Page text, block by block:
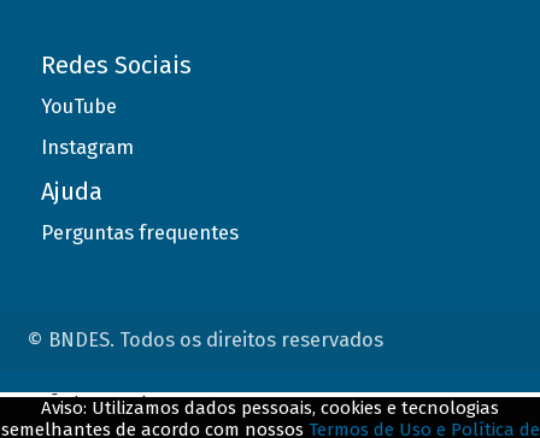
Redes Sociais
YouTube
Instagram
Ajuda
Perguntas frequentes
© BNDES. Todos os direitos reservados
Aviso: Utilizamos dados pessoais, cookies e tecnologias
semelhantes de acordo com nossos Termos de Uso e Política de
ConteÃºdo complementar